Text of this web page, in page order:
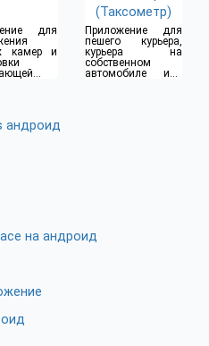
для
камер и
(Таксометр)
Приложение для
пешего курьера,
курьера на
собственном
автомобиле или
андроид
на андроид